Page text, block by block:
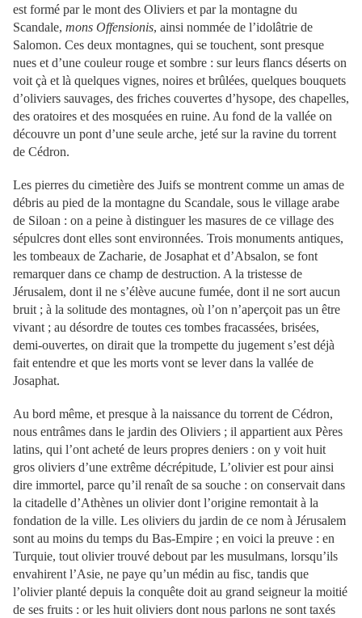
est formé par le mont des Oliviers et par la montagne du
Scandale, mons Offensionis, ainsi nommée de l’idolâtrie de
Salomon. Ces deux montagnes, qui se touchent, sont presque
nues et d’une couleur rouge et sombre : sur leurs flancs déserts on
voit çà et là quelques vignes, noires et brûlées, quelques bouquets
d’oliviers sauvages, des friches couvertes d’hysope, des chapelles,
des oratoires et des mosquées en ruine. Au fond de la vallée on
découvre un pont d’une seule arche, jeté sur la ravine du torrent
de Cédron.
Les pierres du cimetière des Juifs se montrent comme un amas de
débris au pied de la montagne du Scandale, sous le village arabe
de Siloan : on a peine à distinguer les masures de ce village des
sépulcres dont elles sont environnées. Trois monuments antiques,
les tombeaux de Zacharie, de Josaphat et d’Absalon, se font
remarquer dans ce champ de destruction. A la tristesse de
Jérusalem, dont il ne s’élève aucune fumée, dont il ne sort aucun
bruit ; à la solitude des montagnes, où l’on n’aperçoit pas un être
vivant ; au désordre de toutes ces tombes fracassées, brisées,
demi-ouvertes, on dirait que la trompette du jugement s’est déjà
fait entendre et que les morts vont se lever dans la vallée de
Josaphat.
Au bord même, et presque à la naissance du torrent de Cédron,
nous entrâmes dans le jardin des Oliviers ; il appartient aux Pères
latins, qui l’ont acheté de leurs propres deniers : on y voit huit
gros oliviers d’une extrême décrépitude, L’olivier est pour ainsi
dire immortel, parce qu’il renaît de sa souche : on conservait dans
la citadelle d’Athènes un olivier dont l’origine remontait à la
fondation de la ville. Les oliviers du jardin de ce nom à Jérusalem
sont au moins du temps du Bas-Empire ; en voici la preuve : en
Turquie, tout olivier trouvé debout par les musulmans, lorsqu’ils
envahirent l’Asie, ne paye qu’un médin au fisc, tandis que
l’olivier planté depuis la conquête doit au grand seigneur la moitié
de ses fruits : or les huit oliviers dont nous parlons ne sont taxés